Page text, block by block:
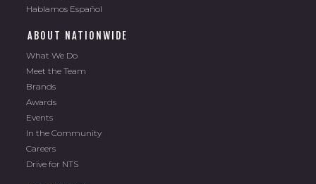
Hablamos Español
ABOUT NATIONWIDE
What We Do
Meet the Team
Brands
Awards
Events
In the Community
Careers
Drive for NTS